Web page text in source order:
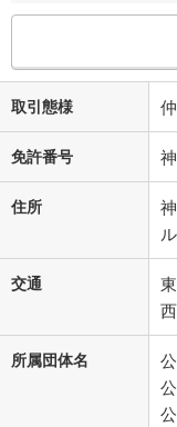
取引態様
免許番号
住所
交通
所属団体名